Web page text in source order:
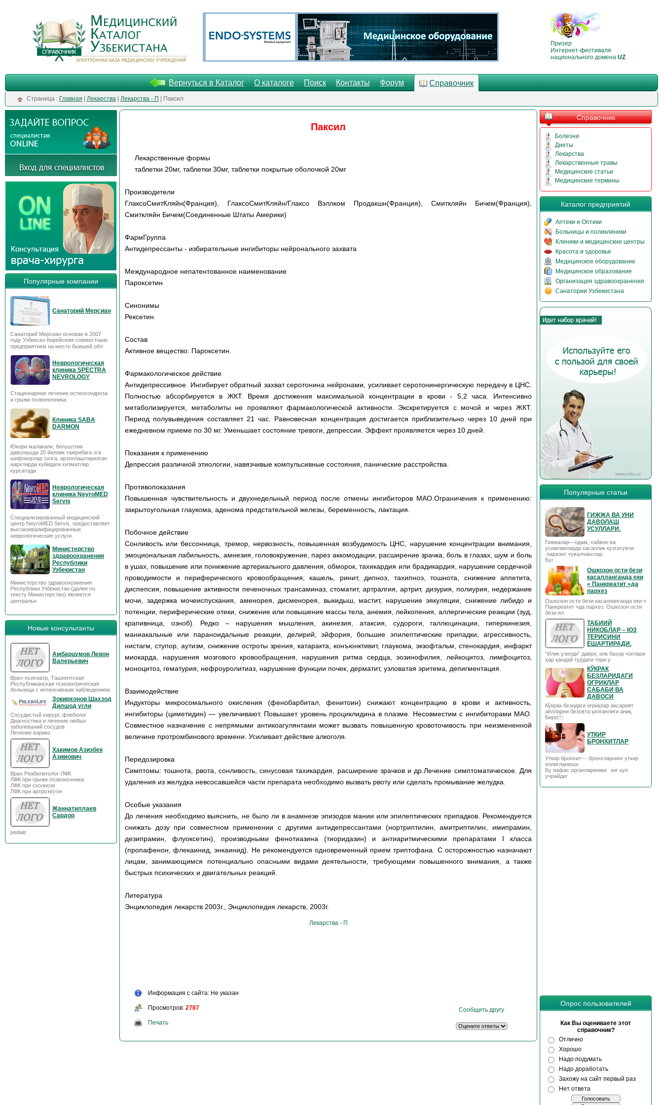
Призер
Интернет-фестиваля
национального домена UZ
Вернуться в Каталог О каталоге Поиск Контакты Форум Справочник
Cтраница : Главная Лекарства Лекарства - П | Паксил
Популярные компании
Санаторий Мерсиан
Санаторий Мерсиан основан в 2007
году Узбекско-Корейским совместным
предприятием на месте бывшей обл
Неврологическая
клиника SPECTRA
NEVROLOGY
Стационарное лечение остеохондроза
и грыжи позвоночника
Клиника SABA
DARMON
Юкори малакали, бепуштлик
даволашда 20 йиллик тажрибага эга
шифокорлар сизга, арзонлаштирилган
нархларда куйидаги хизматлар
курсатади.
Неврологическая
клиника NeyroMED
Servis
Специализированный медицинский
центр NeyroMED Servis, предоставляет
высококвалифицированные
неврологические услуги.
Министерство
здравоохранения
Республики
Узбекистан
Министерство здравоохранения
Республики Узбекистан (далее по
тексту Министерство) является
центральн
Новые консультанты
Амбарцумов Левон
Валерьевич
Врач-психиатр, Ташкентская
Республиканская психиатрическая
больница с интенсивным наблюдением
Зокирхонов Шахзод
Дилшод угли
Сосудистый хирург, флеболог
Диагностика и лечение любых
заболеваний сосудов
Лечение варико
Хакимов Азизбек
Азимович
Врач Реабилитолог-ЛФК
ЛФК при грыже позвоночника
ЛФК при сколиозе
ЛФК при артрозе(гон
Жаннатиллаев
Сардор
pediatr
Паксил
Лекарственные формы
таблетки 20мг, таблетки 30мг, таблетки покрытые оболочкой 20мг
Производители
ГлаксоСмитКляйн(Франция), ГлаксоСмитКляйн/Глаксо Вэллком Продакшн(Франция), Смиткляйн Бичем(Франция),
Смиткляйн Бичем(Соединенные Штаты Америки)
ФармГруппа
Антидепрессанты - избирательные ингибиторы нейронального захвата
Международное непатентованное наименование
Пароксетин
Синонимы
Рексетин
Состав
Активное вещество: Пароксетин.
Фармакологическое действие
Антидепрессивное. Ингибирует обратный захват серотонина нейронами, усиливает серотонинергическую передачу в ЦНС.
Полностью абсорбируется в ЖКТ. Время достижения максимальной концентрации в крови - 5,2 часа. Интенсивно
метаболизируется, метаболиты не проявляют фармакологической активности. Экскретируется с мочой и через ЖКТ.
Период полувыведения составляет 21 час. Равновесная концентрация достигается приблизительно через 10 дней при
ежедневном приеме по 30 мг. Уменьшает состояние тревоги, депрессии. Эффект проявляется через 10 дней.
Показания к применению
Депрессия различной этиологии, навязчивые компульсивные состояния, панические расстройства.
Противопоказания
Повышенная чувствительность и двухнедельный период после отмены ингибиторов МАО.Ограничения к применению:
закрытоугольная глаукома, аденома предстательной железы, беременность, лактация.
Побочное действие
Сонливость или бессонница, тремор, нервозность, повышенная возбудимость ЦНС, нарушение концентрации внимания,
эмоциональная лабильность, амнезия, головокружение, парез аккомодации, расширение зрачка, боль в глазах, шум и боль
в ушах, повышение или понижение артериального давления, обморок, тахикардия или брадикардия, нарушение сердечной
проводимости и периферического кровообращения, кашель, ринит, дипноэ, тахипноэ, тошнота, снижение аппетита,
диспепсия, повышение активности печеночных трансаминаз, стоматит, артралгия, артрит, дизурия, полиурия, недержание
мочи, задержка мочеиспускания, аменорея, дисменорея, выкидыш, мастит, нарушение эякуляции, снижение либидо и
потенции, периферические отеки, снижение или повышение массы тела, анемия, лейкопения, аллергические реакции (зуд,
крапивница, озноб). Редко – нарушения мышления, акинезия, атаксия, судороги, галлюцинации, гиперкинезия,
маниакальные или параноидальные реакции, делирий, эйфория, большие эпилептические припадки, агрессивность,
нистагм, ступор, аутизм, снижение остроты зрения, катаракта, конъюнктивит, глаукома, экзофтальм, стенокардия, инфаркт
миокарда, нарушения мозгового кровообращения, нарушения ритма сердца, эозинофилия, лейкоцитоз, лимфоцитоз,
моноцитоз, гематурия, нефроуролитиаз, нарушение функции почек, дерматит, узловатая эритема, депигментация.
Взаимодействие
Индукторы микросомального окисления (фенобарбитал, фенитоин) снижают концентрацию в крови и активность,
ингибиторы (циметидин) — увеличивают. Повышает уровень проциклидина в плазме. Несовместим с ингибиторами МАО.
Совместное назначение с непрямыми антикоагулянтами может вызвать повышенную кровоточивость при неизмененной
величине протромбинового времени. Усиливает действие алкоголя.
Передозировка
Симптомы: тошнота, рвота, сонливость, синусовая тахикардия, расширение зрачков и др.Лечение симптоматическое. Для
удаления из желудка невсосавшейся части препарата необходимо вызвать рвоту или сделать промывание желудка.
Особые указания
До лечения необходимо выяснить, не было ли в анамнезе эпизодов мании или эпилептических припадков. Рекомендуется
снижать дозу при совместном применении с другими антидепрессантами (нортриптилин, амитриптилин, имипрамин,
дезипрамин, флуоксетин), производными фенотиазина (тиоридазин) и антиаритмическими препаратами I класса
(пропафенон, флекаинид, энкаинид). Не рекомендуется одновременный прием триптофана. С осторожностью назначают
лицам, занимающимся потенциально опасными видами деятельности, требующими повышенного внимания, а также
быстрых психических и двигательных реакций.
Литература
Энциклопедия лекарств 2003г., Энциклопедия лекарств, 2003г.
Лекарства - П
Информация с сайта: Не указан
Просмотров: 2787
Печать
Сообщить другу
Справочник
Болезни
Диеты
Лекарства
Лекарственные травы
Медицинские статьи
Медицинские термины
Каталог предприятий
Аптеки и Оптики
Больницы и поликлиники
Клиники и медицинские центры
Красота и здоровье
Медицинское оборудование
Медицинское образование
Организация здравоохранения
Санатории Узбекистана
Популярные статьи
ГИЖЖА ВА УНИ
ДАВОЛАШ
УСУЛЛАРИ.
Гижжалар—одам, хайвон ва
усимликларда касаллик кузгатувчи
паразит чувалчанглар.
Буг
Ошкозон ости бези
касалланганда еки
« Панкреатит »да
пархез
Ошкозон ости бези касалланганда еки «
Панкреатит »да пархез. Ошкозон ости
бези ял
ТАБИИЙ
НИКОБЛАР – ЮЗ
ТЕРИСИНИ
ЁШАРТИРАДИ.
“Илик узилди” даври, илк баҳор чоғлари
ҳар қандай турдаги тери у
КЎКРАК
БЕЗЛАРИДАГИ
ОГРИКЛАР
САБАБИ ВА
ДАВОСИ
Кўкрак безидаги оғриқлар аксарият
аёлларни безовта қилганлиги аниқ.
Биро
УТКИР
БРОНХИТЛАР
Уткир бронхит--- бронхларнинг уткир
яллигланиши.
Бу нафас органларининг энг куп
учрайдиг
Опрос пользователей
Как Вы оцениваете этот
справочник?
Отлично
Хорошо
Надо подумать
Надо доработать
Захожу на сайт первый раз
Нет ответа